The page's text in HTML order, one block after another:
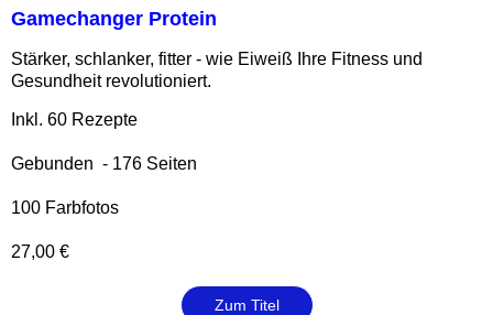
Gamechanger Protein
Stärker, schlanker, fitter - wie Eiweiß Ihre Fitness und
Gesundheit revolutioniert.
Inkl. 60 Rezepte
Gebunden - 176 Seiten
100 Farbfotos
27,00 €
Zum Titel